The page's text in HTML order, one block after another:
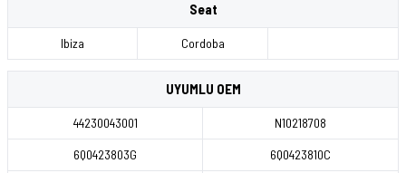
Seat
Ibiza Cordoba
UYUMLU OEM
44230043001 N10218708
6Q0423803G 6Q0423810C